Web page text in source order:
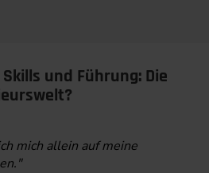
und Führung: Die
mich allein auf meine